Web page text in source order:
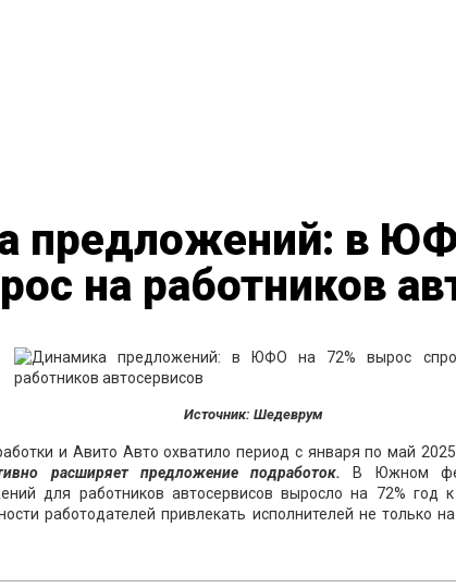
предложений: в
на работников
Источник: Шедеврум
и Авито Авто охватило период с января по май
расширяет предложение подработок. В Южном
для работников автосервисов выросло на 72% год
работодателей привлекать исполнителей не только